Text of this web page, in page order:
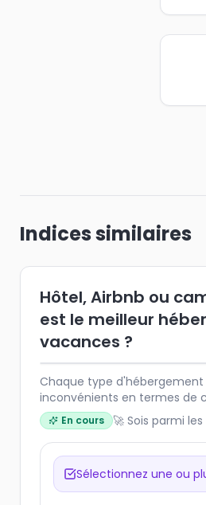
Indices similaires
Hôtel, Airbnb ou
est le meilleur
vacances ?
Chaque type d'hébergement
inconvénients en termes de
d'expérience. Le choix idéal
nombre de voyageurs et du
Partagez votre préférence
En cours 🚀 Sois parmi
Sélectionnez une ou